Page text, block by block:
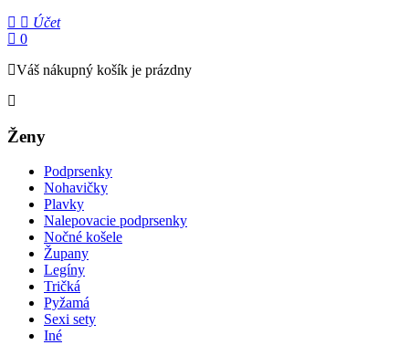
Účet
0
Váš nákupný košík je prázdny
Ženy
Podprsenky
Nohavičky
Plavky
Nalepovacie podprsenky
Nočné košele
Župany
Legíny
Tričká
Pyžamá
Sexi sety
Iné